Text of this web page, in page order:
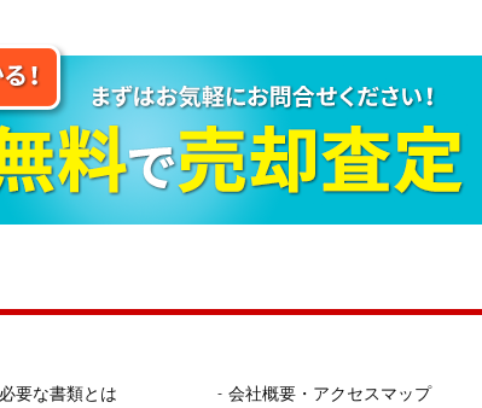
要な書類とは
会社概要・アクセスマップ